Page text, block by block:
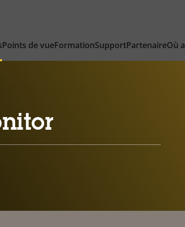
Points de vueFormationSupportPartenaireOù